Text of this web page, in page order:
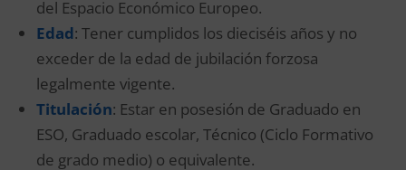
del Espacio Económico Europeo.
Edad: Tener cumplidos los dieciséis años y no
exceder de la edad de jubilación forzosa
legalmente vigente.
Titulación: Estar en posesión de Graduado en
ESO, Graduado escolar, Técnico (Ciclo Formativo
de grado medio) o equivalente.